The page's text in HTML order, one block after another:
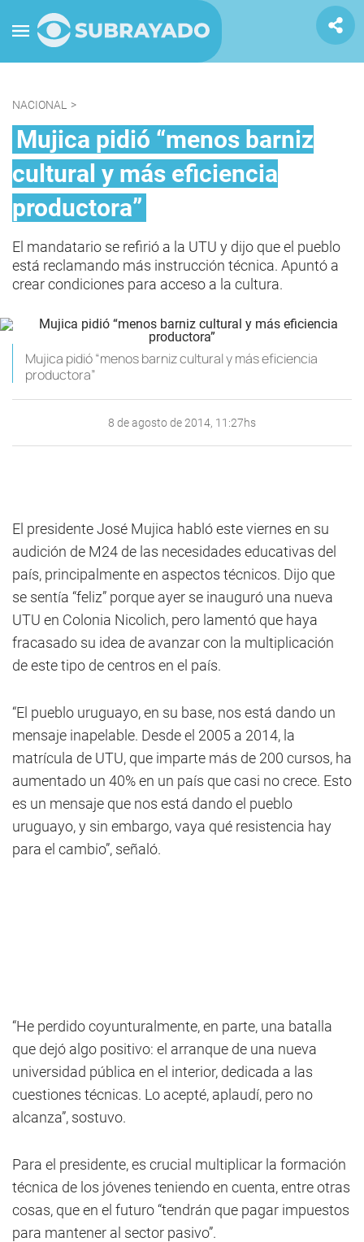
NACIONAL >
Mujica pidió “menos barniz
cultural y más eficiencia
productora”
El mandatario se refirió a la UTU y dijo que el pueblo
está reclamando más instrucción técnica. Apuntó a
crear condiciones para acceso a la cultura.
Mujica pidió “menos barniz cultural y más eficiencia
productora”
8 de agosto de 2014, 11:27hs
El presidente José Mujica habló este viernes en su
audición de M24 de las necesidades educativas del
país, principalmente en aspectos técnicos. Dijo que
se sentía “feliz” porque ayer se inauguró una nueva
UTU en Colonia Nicolich, pero lamentó que haya
fracasado su idea de avanzar con la multiplicación
de este tipo de centros en el país.
“El pueblo uruguayo, en su base, nos está dando un
mensaje inapelable. Desde el 2005 a 2014, la
matrícula de UTU, que imparte más de 200 cursos, ha
aumentado un 40% en un país que casi no crece. Esto
es un mensaje que nos está dando el pueblo
uruguayo, y sin embargo, vaya qué resistencia hay
para el cambio”, señaló.
“He perdido coyunturalmente, en parte, una batalla
que dejó algo positivo: el arranque de una nueva
universidad pública en el interior, dedicada a las
cuestiones técnicas. Lo acepté, aplaudí, pero no
alcanza”, sostuvo.
Para el presidente, es crucial multiplicar la formación
técnica de los jóvenes teniendo en cuenta, entre otras
cosas, que en el futuro “tendrán que pagar impuestos
para mantener al sector pasivo”.